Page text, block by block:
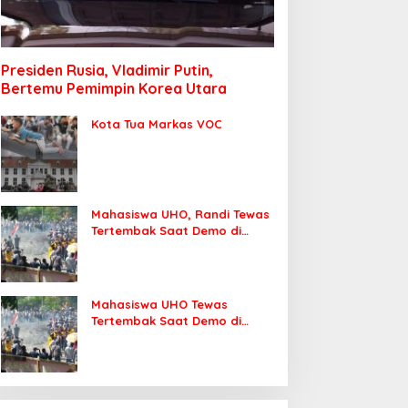
Presiden Rusia, Vladimir Putin,
Bertemu Pemimpin Korea Utara
Kota Tua Markas VOC
Mahasiswa UHO, Randi Tewas
Tertembak Saat Demo di
Mahasiswa UHO Tewas
Tertembak Saat Demo di